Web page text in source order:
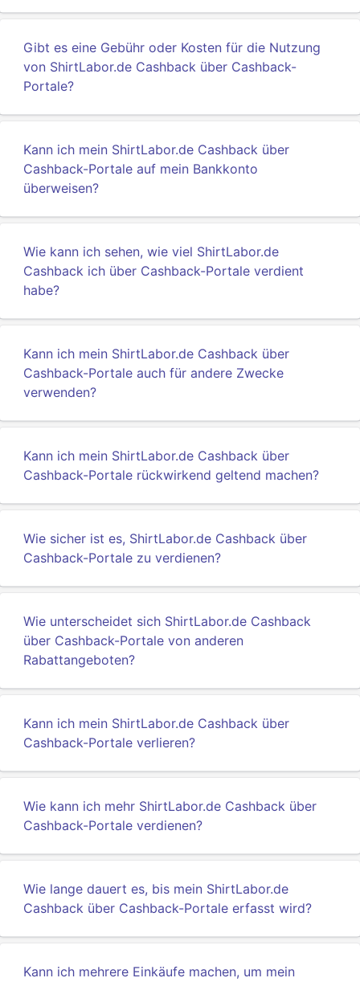
Gibt es eine Gebühr oder Kosten für die Nutzung
von ShirtLabor.de Cashback über Cashback-
Portale?
Kann ich mein ShirtLabor.de Cashback über
Cashback-Portale auf mein Bankkonto
überweisen?
Wie kann ich sehen, wie viel ShirtLabor.de
Cashback ich über Cashback-Portale verdient
habe?
Kann ich mein ShirtLabor.de Cashback über
Cashback-Portale auch für andere Zwecke
verwenden?
Kann ich mein ShirtLabor.de Cashback über
Cashback-Portale rückwirkend geltend machen?
Wie sicher ist es, ShirtLabor.de Cashback über
Cashback-Portale zu verdienen?
Wie unterscheidet sich ShirtLabor.de Cashback
über Cashback-Portale von anderen
Rabattangeboten?
Kann ich mein ShirtLabor.de Cashback über
Cashback-Portale verlieren?
Wie kann ich mehr ShirtLabor.de Cashback über
Cashback-Portale verdienen?
Wie lange dauert es, bis mein ShirtLabor.de
Cashback über Cashback-Portale erfasst wird?
Kann ich mehrere Einkäufe machen, um mein